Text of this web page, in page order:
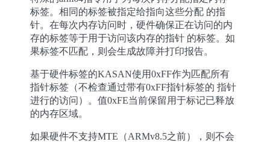
标签。相同的标签被指定给指向这些分配 的指
针。在每次内存访问时，硬件确保正在访问的内
存的标签等于用于访问该内存的指针 的标签。如
果标签不匹配，则会生成故障并打印报告。
基于硬件标签的KASAN使用0xFF作为匹配所有
指针标签（不检查通过带有0xFF指针标签的 指针
进行的访问）。值0xFE当前保留用于标记已释放
的内存区域。
如果硬件不支持MTE（ARMv8.5之前），则不会